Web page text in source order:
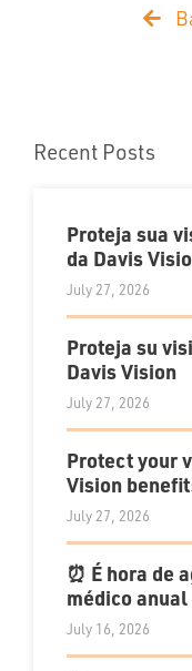
Recent Posts
Proteja sua
da Davis
July 27, 2026
Proteja su
Davis Vision
July 27, 2026
Protect your
Vision
July 27, 2026
⏰ É hora de
médico anual
July 16, 2026